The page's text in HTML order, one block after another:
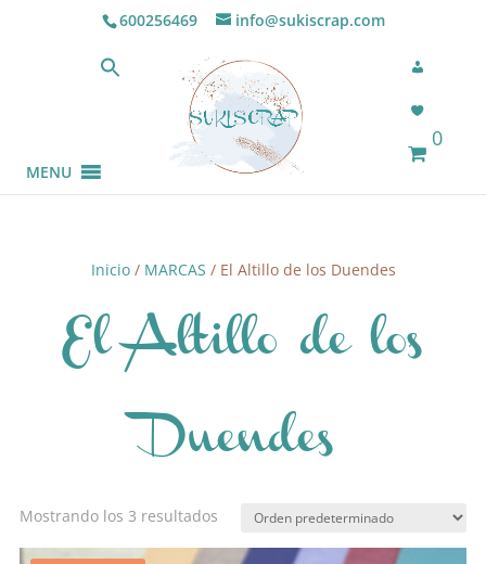
600256469 info@sukiscrap.com
0
MENU
Inicio/ MARCAS / El Altillo de los Duendes
El Altillo de los
Duendes
Mostrando los 3 resultados